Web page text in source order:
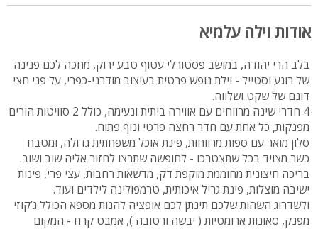
חניה פרטית
המתחם שומר שבת וחג
מתאימה למשפחות, ציבור הדתי והחרדי
עד 14 אורחים ללינה בכל המתחם
אודות וילה עלמיא
בלב הרי יהודה, במושב פסטורלי עטוף טבע ירוק, מחכה לכם פנינה
של רוגע וסטייל - וילת נופש פרטית בעיצוב מודרני-כפרי, על פני חצי
דונם של שקט ושלווה.
4 חדרי שינה מרווחים עם אווירה ביתית ונעימה, כולל 2 סוויטות הורים
מפנקות, כל אחת עם חדר רחצה פרטי ונוף פתוח.
סלון מואר עם ספות מרווחות, פינת אוכל משפחתית גדולה, ומטבח
כשר מצויד בכל שתצטרכו - לחופשה שתרצו לחזור אליה שוב ושוב.
בריכה חיצונית מחוממת מוקפת דק, מדשאות רחבות, עצי פרי, פינות
ישיבה מוצלות, פינת גריל איכותית, טרמפולינה לילדים ועוד.
ולשדרוג השהות שלכם תינתן לכם אופציה להנות מספא הכולל ג’קוזי
מפנק, סאונות ארומטיות ( יבשה ורטובה ), אמבט קרח - המקום